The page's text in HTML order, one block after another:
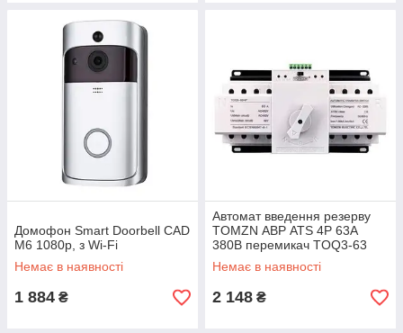
Домофон Smart Doorbell CAD
M6 1080p, з Wi-Fi
Немає в наявності
1 884 ₴
Автомат введення резерву
TOMZN АВР ATS 4P 63А
380В перемикач TOQ3-63
Немає в наявності
2 148 ₴